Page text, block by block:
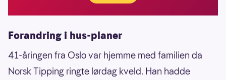
Forandring i hus-planer
41-åringen fra Oslo var hjemme med familien da
Norsk Tipping ringte lørdag kveld. Han hadde